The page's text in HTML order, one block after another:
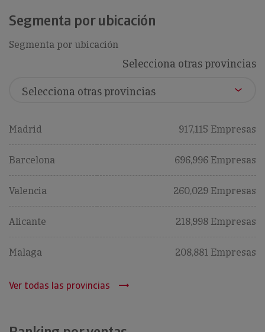
Segmenta por ubicación
Segmenta por ubicación
Selecciona otras provincias
Madrid 917,115 Empresas
Barcelona 696,996 Empresas
Valencia 260,029 Empresas
Alicante 218,998 Empresas
Malaga 208,881 Empresas
Ver todas las provincias